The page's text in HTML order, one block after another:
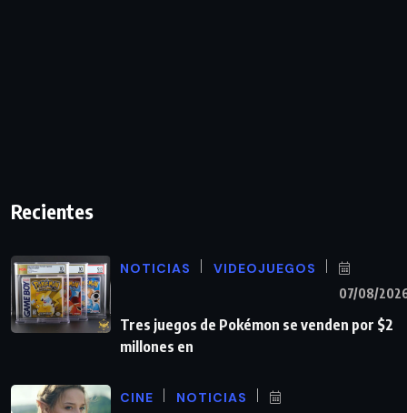
Recientes
NOTICIAS VIDEOJUEGOS
07/08/
Tres juegos de Pokémon se venden por $2
millones en
CINE NOTICIAS